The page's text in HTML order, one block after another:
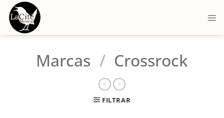
Marcas / Crossrock
FILTRAR